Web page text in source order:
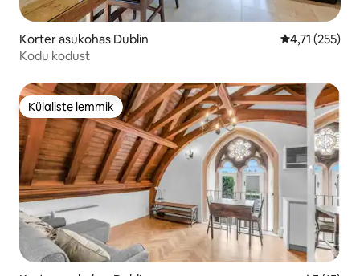
Korter asukohas Dublin Keskmine
4,71 (255)
Kodu kodust
Külaliste lemmik
Külaliste lemmik